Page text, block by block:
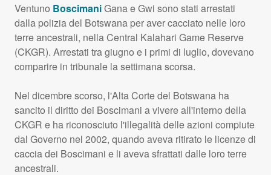
Ventuno BoscimaniGana e Gwi sono stati arrestati
dalla polizia del Botswana per aver cacciato nelle loro
terre ancestrali, nella Central Kalahari Game Reserve
(CKGR). Arrestati tra giugno e i primi di luglio, dovevano
comparire in tribunale la settimana scorsa.
Nel dicembre scorso, l'Alta Corte del Botswana ha
sancito il diritto dei Boscimani a vivere all'interno della
CKGR e ha riconosciuto l'illegalità delle azioni compiute
dal Governo nel 2002, quando aveva ritirato le licenze di
caccia dei Boscimani e li aveva sfrattati dalle loro terre
ancestrali.